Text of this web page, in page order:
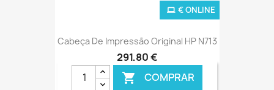
Cabeça De Impressão Original HP N713
291,80 €
 COMPRAR
€ ONLINE